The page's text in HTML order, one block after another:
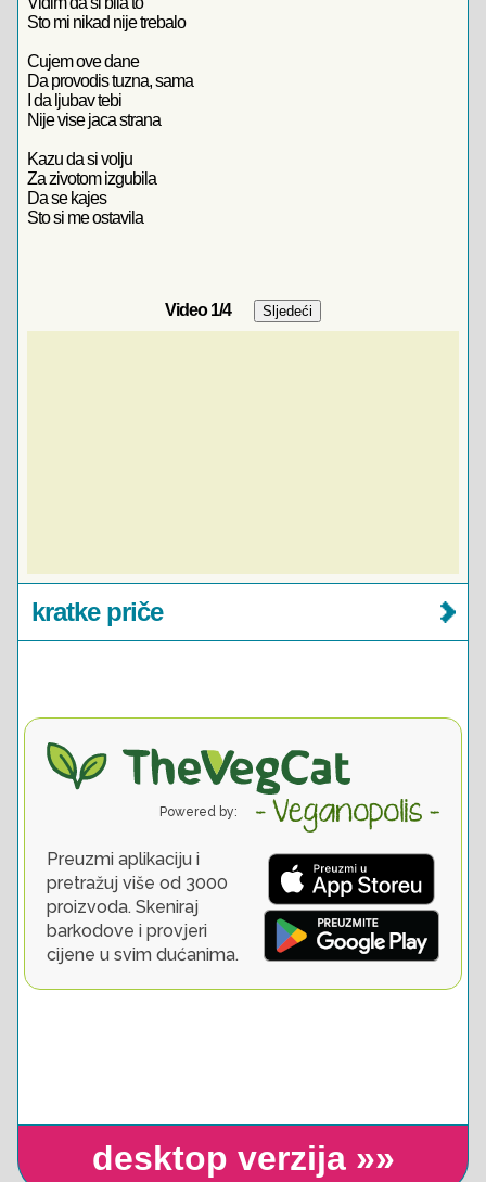
Sto mi nikad nije trebalo
Cujem ove dane
Da provodis tuzna, sama
I da ljubav tebi
Nije vise jaca strana
Kazu da si volju
Za zivotom izgubila
Da se kajes
Sto si me ostavila
Video1/4
kratke priče
desktop verzija »»